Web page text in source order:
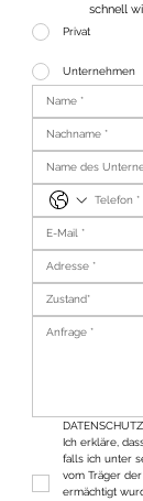
schnell
Privat
Unternehmen
DATENSCHUTZ
Ich erkläre,
falls ich unter
vom Träger
ermächtigt